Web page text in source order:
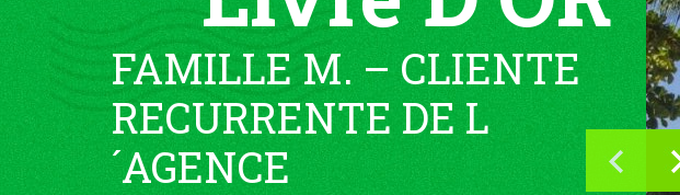
FAMILLE M. – CLIENTE
RECURRENTE DE L
´AGENCE